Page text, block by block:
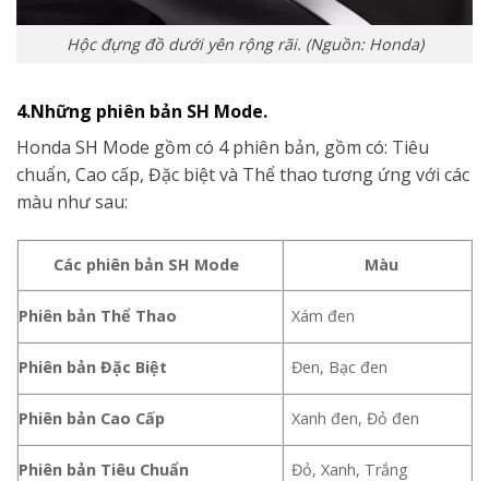
Hộc đựng đồ dưới yên rộng rãi. (Nguồn: Honda)
4.Những phiên bản SH Mode.
Honda SH Mode gồm có 4 phiên bản, gồm có: Tiêu
chuẩn, Cao cấp, Đặc biệt và Thể thao tương ứng với các
màu như sau:
Các phiên bản SH Mode Màu
Phiên bản Thể Thao Xám đen
Phiên bản Đặc Biệt Đen, Bạc đen
Phiên bản Cao Cấp Xanh đen, Đỏ đen
Phiên bản Tiêu Chuẩn Đỏ, Xanh, Trắng